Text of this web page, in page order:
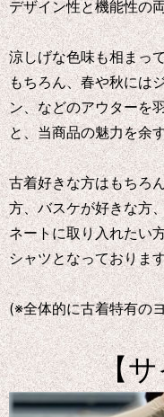
デザイン性と機能性の
涼しげな色味も相まっ
もちろん、春や秋には
ン、などのアウターを
と、当商品の魅力を余
古着好きな方はもちろ
方、バスケが好きな方
ネートに取り入れたい
シャツとなっておりま
(※全体的に古着特有の
【